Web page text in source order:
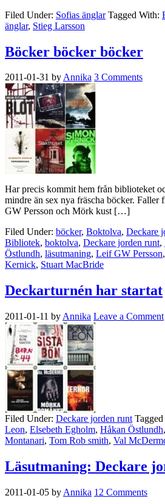
Filed Under: Sofias änglar Tagged With:
änglar, Stieg Larsson
Böcker böcker böcker
2011-01-31 byAnnika 3 Comments
Har precis kommit hem från biblioteket
mindre än sex nya fräscha böcker.
GW Persson och Mörk kust […]
Filed Under: böcker, Boktolva, Deckare
Bibliotek, boktolva, Deckare jorden runt,
Östlundh, läsutmaning, Leif GW Persson,
Kernick, Stuart MacBride
Deckarturnén har startat
2011-01-11 by Annika Leave a Comment
Filed Under: Deckare jorden runt
Leon, Elsebeth Egholm, Håkan Östlundh,
Montanari, Tom Rob smith, Val
Läsutmaning: Deckare
2011-01-05 by Annika 12 Comments